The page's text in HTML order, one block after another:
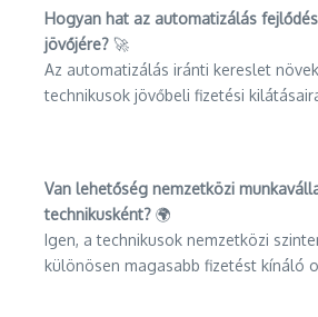
Hogyan hat az automatizálás
jövőjére? 🚀
Az automatizálás iránti kereslet
technikusok jövőbeli fizetési
Van lehetőség nemzetközi
technikusként? 🌍
Igen, a technikusok nemzetközi
különösen magasabb fizetést kínáló